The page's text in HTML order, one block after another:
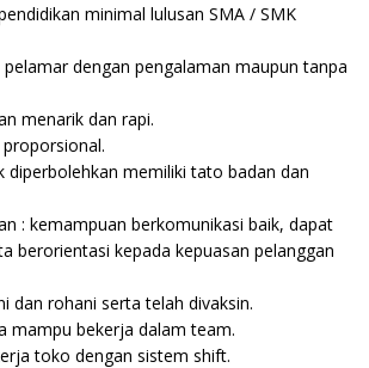
minimal lulusan SMA / SMK
pelamar dengan pengalaman maupun tanpa
menarik dan rapi.
diperbolehkan memiliki tato badan dan
: kemampuan berkomunikasi baik, dapat
berorientasi kepada kepuasan pelanggan
dan rohani serta telah divaksin.
mampu bekerja dalam team.
toko dengan sistem shift.